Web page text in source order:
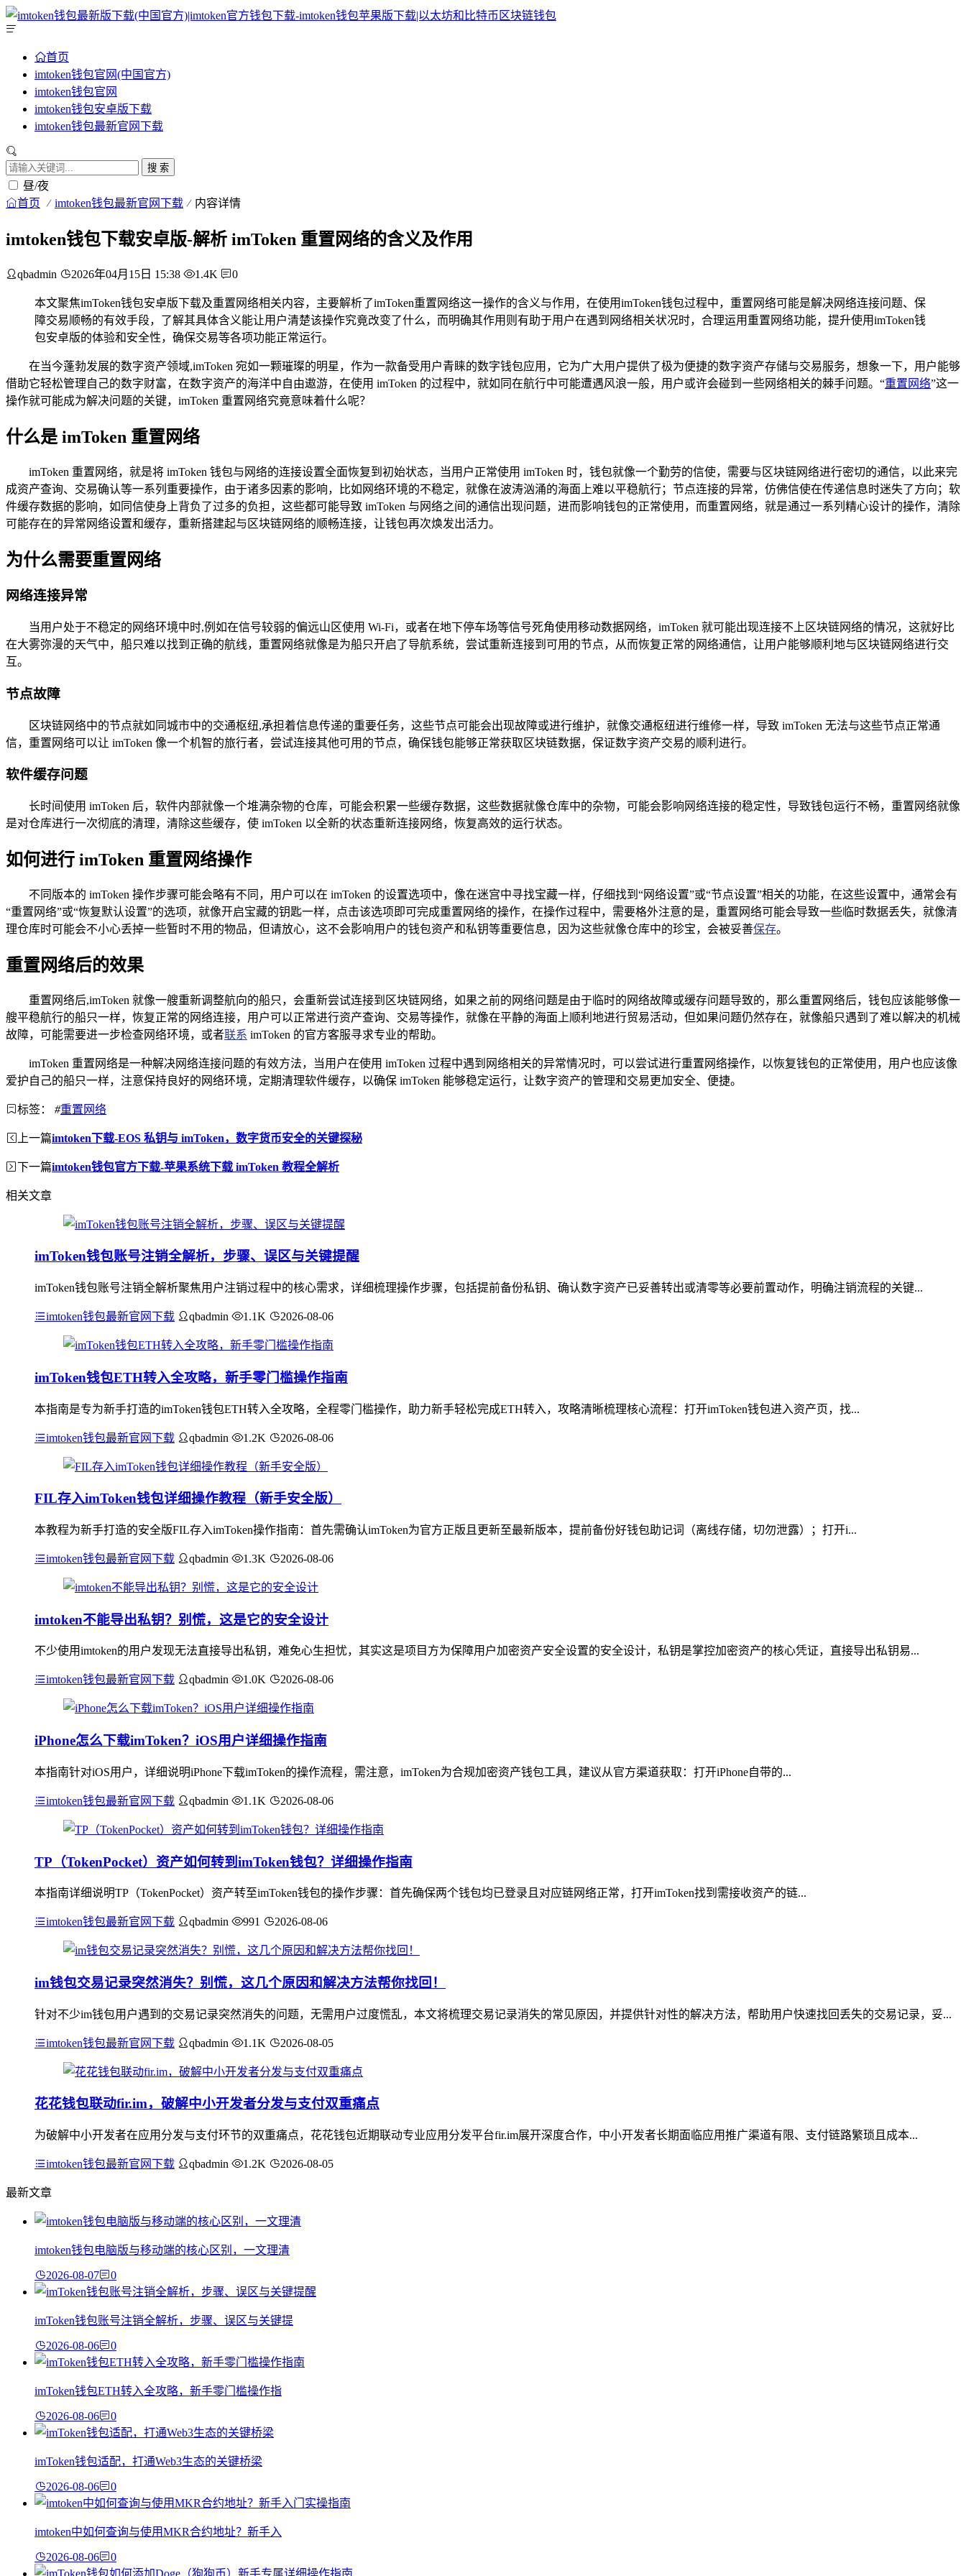
首页
imtoken钱包官网(中国官方)
imtoken钱包官网
imtoken钱包安卓版下载
imtoken钱包最新官网下载
搜 索
昼/夜
首页 imtoken钱包最新官网下载 内容详情
imtoken钱包下载安卓版-解析 imToken 重置网络的含义及作用
qbadmin 2026年04月15日 15:38 1.4K 0
本文聚焦imToken钱包安卓版下载及重置网络相关内容，主要解析了imToken重置网络这一操作的含义与作用，在使用imToken钱包过程中，重置网络可能是解决网络连接问题、保
障交易顺畅的有效手段，了解其具体含义能让用户清楚该操作究竟改变了什么，而明确其作用则有助于用户在遇到网络相关状况时，合理运用重置网络功能，提升使用imToken钱
包安卓版的体验和安全性，确保交易等各项功能正常运行。
在当今蓬勃发展的数字资产领域,imToken 宛如一颗璀璨的明星，作为一款备受用户青睐的数字钱包应用，它为广大用户提供了极为便捷的数字资产存储与交易服务，想象一下，用户能够
借助它轻松管理自己的数字财富，在数字资产的海洋中自由遨游，在使用 imToken 的过程中，就如同在航行中可能遭遇风浪一般，用户或许会碰到一些网络相关的棘手问题。“重置网络”这一
操作就可能成为解决问题的关键，imToken 重置网络究竟意味着什么呢？
什么是 imToken 重置网络
imToken 重置网络，就是将 imToken 钱包与网络的连接设置全面恢复到初始状态，当用户正常使用 imToken 时，钱包就像一个勤劳的信使，需要与区块链网络进行密切的通信，以此来完
成资产查询、交易确认等一系列重要操作，由于诸多因素的影响，比如网络环境的不稳定，就像在波涛汹涌的海面上难以平稳航行；节点连接的异常，仿佛信使在传递信息时迷失了方向；软
件缓存数据的影响，如同信使身上背负了过多的负担，这些都可能导致 imToken 与网络之间的通信出现问题，进而影响钱包的正常使用，而重置网络，就是通过一系列精心设计的操作，清除
可能存在的异常网络设置和缓存，重新搭建起与区块链网络的顺畅连接，让钱包再次焕发出活力。
为什么需要重置网络
网络连接异常
当用户处于不稳定的网络环境中时,例如在信号较弱的偏远山区使用 Wi-Fi，或者在地下停车场等信号死角使用移动数据网络，imToken 就可能出现连接不上区块链网络的情况，这就好比
在大雾弥漫的天气中，船只难以找到正确的航线，重置网络就像是为船只开启了导航系统，尝试重新连接到可用的节点，从而恢复正常的网络通信，让用户能够顺利地与区块链网络进行交
互。
节点故障
区块链网络中的节点就如同城市中的交通枢纽,承担着信息传递的重要任务，这些节点可能会出现故障或进行维护，就像交通枢纽进行维修一样，导致 imToken 无法与这些节点正常通
信，重置网络可以让 imToken 像一个机智的旅行者，尝试连接其他可用的节点，确保钱包能够正常获取区块链数据，保证数字资产交易的顺利进行。
软件缓存问题
长时间使用 imToken 后，软件内部就像一个堆满杂物的仓库，可能会积累一些缓存数据，这些数据就像仓库中的杂物，可能会影响网络连接的稳定性，导致钱包运行不畅，重置网络就像
是对仓库进行一次彻底的清理，清除这些缓存，使 imToken 以全新的状态重新连接网络，恢复高效的运行状态。
如何进行 imToken 重置网络操作
不同版本的 imToken 操作步骤可能会略有不同，用户可以在 imToken 的设置选项中，像在迷宫中寻找宝藏一样，仔细找到“网络设置”或“节点设置”相关的功能，在这些设置中，通常会有
“重置网络”或“恢复默认设置”的选项，就像开启宝藏的钥匙一样，点击该选项即可完成重置网络的操作，在操作过程中，需要格外注意的是，重置网络可能会导致一些临时数据丢失，就像清
理仓库时可能会不小心丢掉一些暂时不用的物品，但请放心，这不会影响用户的钱包资产和私钥等重要信息，因为这些就像仓库中的珍宝，会被妥善保存。
重置网络后的效果
重置网络后,imToken 就像一艘重新调整航向的船只，会重新尝试连接到区块链网络，如果之前的网络问题是由于临时的网络故障或缓存问题导致的，那么重置网络后，钱包应该能够像一
艘平稳航行的船只一样，恢复正常的网络连接，用户可以正常进行资产查询、交易等操作，就像在平静的海面上顺利地进行贸易活动，但如果问题仍然存在，就像船只遇到了难以解决的机械
故障，可能需要进一步检查网络环境，或者联系 imToken 的官方客服寻求专业的帮助。
imToken 重置网络是一种解决网络连接问题的有效方法，当用户在使用 imToken 过程中遇到网络相关的异常情况时，可以尝试进行重置网络操作，以恢复钱包的正常使用，用户也应该像
爱护自己的船只一样，注意保持良好的网络环境，定期清理软件缓存，以确保 imToken 能够稳定运行，让数字资产的管理和交易更加安全、便捷。
标签： #重置网络
上一篇imtoken下载-EOS 私钥与 imToken，数字货币安全的关键探秘
下一篇imtoken钱包官方下载-苹果系统下载 imToken 教程全解析
相关文章
imToken钱包账号注销全解析，步骤、误区与关键提醒
imToken钱包账号注销全解析聚焦用户注销过程中的核心需求，详细梳理操作步骤，包括提前备份私钥、确认数字资产已妥善转出或清零等必要前置动作，明确注销流程的关键...
imtoken钱包最新官网下载 qbadmin 1.1K 2026-08-06
imToken钱包ETH转入全攻略，新手零门槛操作指南
本指南是专为新手打造的imToken钱包ETH转入全攻略，全程零门槛操作，助力新手轻松完成ETH转入，攻略清晰梳理核心流程：打开imToken钱包进入资产页，找...
imtoken钱包最新官网下载 qbadmin 1.2K 2026-08-06
FIL存入imToken钱包详细操作教程（新手安全版）
本教程为新手打造的安全版FIL存入imToken操作指南：首先需确认imToken为官方正版且更新至最新版本，提前备份好钱包助记词（离线存储，切勿泄露）；打开i...
imtoken钱包最新官网下载 qbadmin 1.3K 2026-08-06
imtoken不能导出私钥？别慌，这是它的安全设计
不少使用imtoken的用户发现无法直接导出私钥，难免心生担忧，其实这是项目方为保障用户加密资产安全设置的安全设计，私钥是掌控加密资产的核心凭证，直接导出私钥易...
imtoken钱包最新官网下载 qbadmin 1.0K 2026-08-06
iPhone怎么下载imToken？iOS用户详细操作指南
本指南针对iOS用户，详细说明iPhone下载imToken的操作流程，需注意，imToken为合规加密资产钱包工具，建议从官方渠道获取：打开iPhone自带的...
imtoken钱包最新官网下载 qbadmin 1.1K 2026-08-06
TP（TokenPocket）资产如何转到imToken钱包？详细操作指南
本指南详细说明TP（TokenPocket）资产转至imToken钱包的操作步骤：首先确保两个钱包均已登录且对应链网络正常，打开imToken找到需接收资产的链...
imtoken钱包最新官网下载 qbadmin 991 2026-08-06
im钱包交易记录突然消失？别慌，这几个原因和解决方法帮你找回！
针对不少im钱包用户遇到的交易记录突然消失的问题，无需用户过度慌乱，本文将梳理交易记录消失的常见原因，并提供针对性的解决方法，帮助用户快速找回丢失的交易记录，妥...
imtoken钱包最新官网下载 qbadmin 1.1K 2026-08-05
花花钱包联动fir.im，破解中小开发者分发与支付双重痛点
为破解中小开发者在应用分发与支付环节的双重痛点，花花钱包近期联动专业应用分发平台fir.im展开深度合作，中小开发者长期面临应用推广渠道有限、支付链路繁琐且成本...
imtoken钱包最新官网下载 qbadmin 1.2K 2026-08-05
最新文章
imtoken钱包电脑版与移动端的核心区别，一文理清
2026-08-07 0
imToken钱包账号注销全解析，步骤、误区与关键提
2026-08-06 0
imToken钱包ETH转入全攻略，新手零门槛操作指
2026-08-06 0
imToken钱包适配，打通Web3生态的关键桥梁
2026-08-06 0
imtoken中如何查询与使用MKR合约地址？新手入
2026-08-06 0